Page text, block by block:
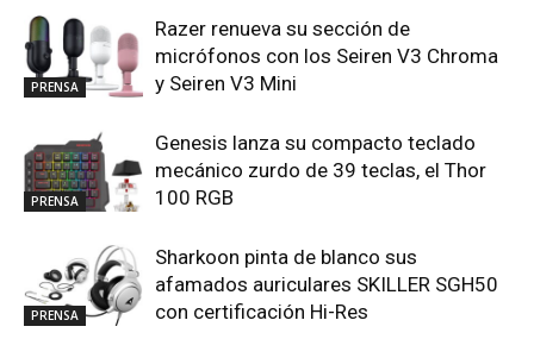
PRENSA
Razer renueva su sección de
micrófonos con los Seiren V3 Chroma
y Seiren V3 Mini
PRENSA
Genesis lanza su compacto teclado
mecánico zurdo de 39 teclas, el Thor
100 RGB
PRENSA
Sharkoon pinta de blanco sus
afamados auriculares SKILLER SGH50
con certificación Hi-Res